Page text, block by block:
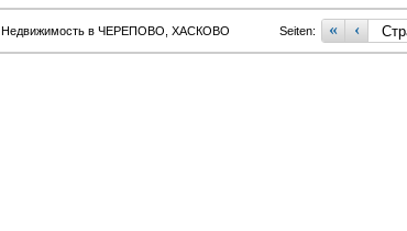
Недвижимость в ЧЕРЕПОВО, ХАСКОВО Seiten: « ‹